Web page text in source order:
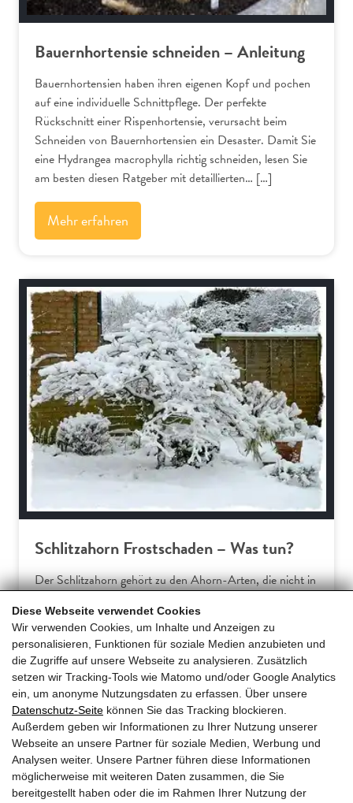
Diese Webseite verwendet Cookies
Wir verwenden Cookies, um Inhalte und Anzeigen zu
personalisieren, Funktionen für soziale Medien anzubieten und
die Zugriffe auf unsere Webseite zu analysieren. Zusätzlich
setzen wir Tracking-Tools wie Matomo und/oder Google Analytics
ein, um anonyme Nutzungsdaten zu erfassen. Über unsere
Datenschutz-Seite können Sie das Tracking blockieren.
Außerdem geben wir Informationen zu Ihrer Nutzung unserer
Webseite an unsere Partner für soziale Medien, Werbung und
Analysen weiter. Unsere Partner führen diese Informationen
möglicherweise mit weiteren Daten zusammen, die Sie
bereitgestellt haben oder die im Rahmen Ihrer Nutzung der
Bauernhortensie schneiden – Anleitung
Bauernhortensien haben ihren eigenen Kopf und pochen
auf eine individuelle Schnittpflege. Der perfekte
Rückschnitt einer Rispenhortensie, verursacht beim
Schneiden von Bauernhortensien ein Desaster. Damit Sie
eine Hydrangea macrophylla richtig schneiden, lesen Sie
am besten diesen Ratgeber mit detaillierten… […]
Mehr erfahren
Bäume und Sträucher
Schlitzahorn Frostschaden – Was tun?
Der Schlitzahorn gehört zu den Ahorn-Arten, die nicht in
Hausgärtner am Acer palmatum dissectum häufiger über
Frostschäden klagen. Dieser Ratgeber erklärt die
typischen Symptome und gibt praxiserprobte Tipps für
effektive Gegenmaßnahmen und… […]
Mehr erfahren